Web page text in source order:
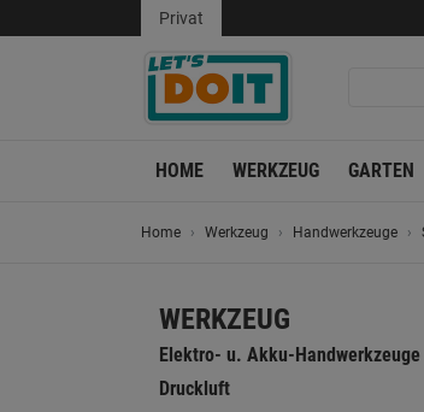
Privat
HOME WERKZEUG GARTEN
Home Werkzeug Handwerkzeuge
WERKZEUG
Elektro- u. Akku-Handwerkzeuge
Druckluft